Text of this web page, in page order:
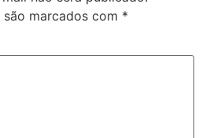
marcados com *